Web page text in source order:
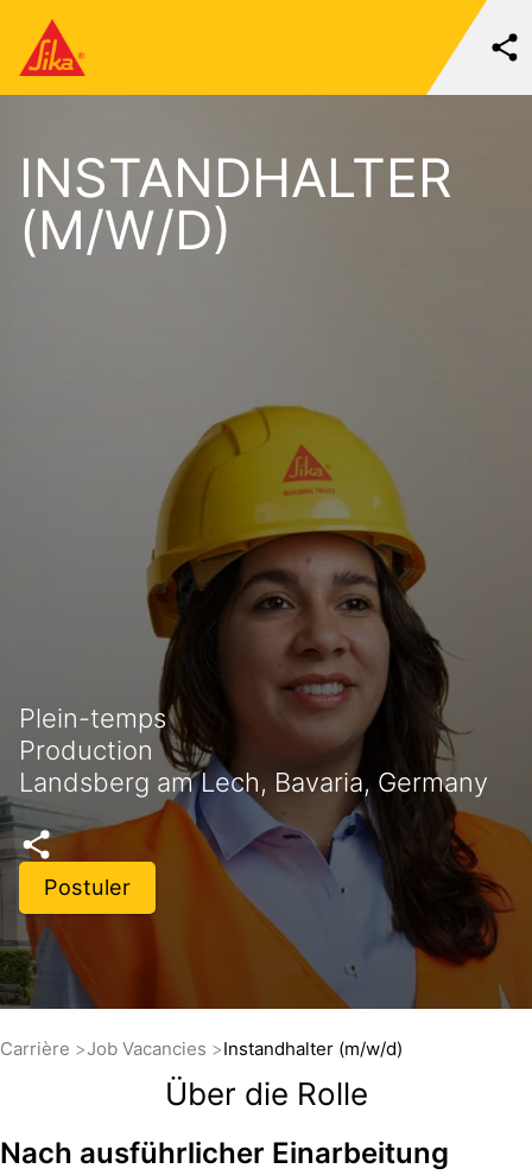
INSTANDHALTER
(M/W/D)
Plein-temps
Production
Landsberg am Lech, Bavaria, Germany
Postuler
Carrière Job Vacancies Instandhalter (m/w/d)
Über die Rolle
Nach ausführlicher Einarbeitung